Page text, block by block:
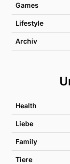
Games
Lifestyle
Archiv
Health
Liebe
Family
Tiere